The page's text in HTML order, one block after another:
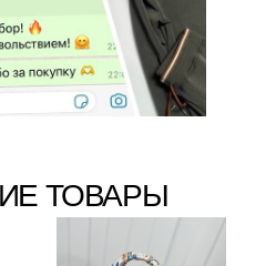
ТОВАРЫ